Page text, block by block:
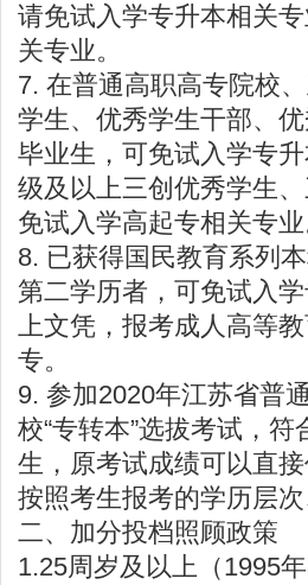
请免试入学专升本相关
关专业。
7. 在普通高职高专院校
学生、优秀学生干部、
毕业生，可免试入学专
级及以上三创优秀学生
免试入学高起专相关专业
8. 已获得国民教育系列
第二学历者，可免试入
上文凭，报考成人高等
专。
9. 参加2020年江苏省普
校“专转本”选拔考试，
生，原考试成绩可以直
按照考生报考的学历层
二、加分投档照顾政策
1.25周岁及以上（1995